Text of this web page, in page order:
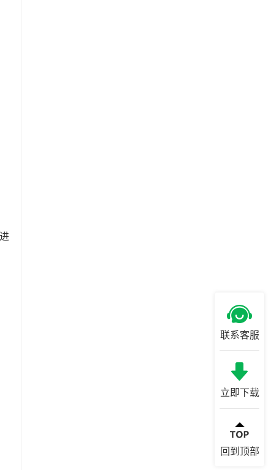
联系客服
立即下载
回到顶部